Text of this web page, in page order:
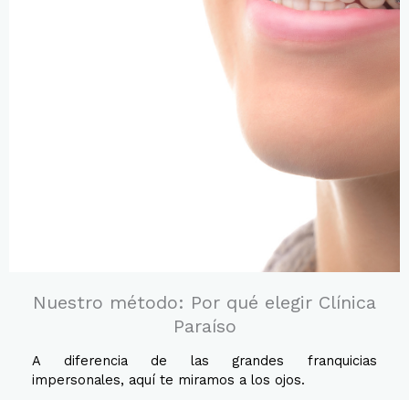
Nuestro método: Por qué elegir Clínica
Paraíso
A diferencia de las grandes franquicias
impersonales, aquí te miramos a los ojos.